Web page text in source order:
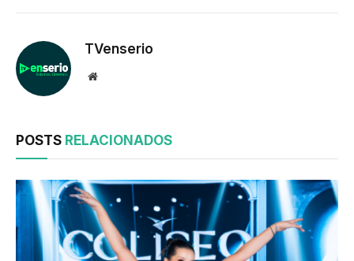
TVenserio
Website
POSTS RELACIONADOS